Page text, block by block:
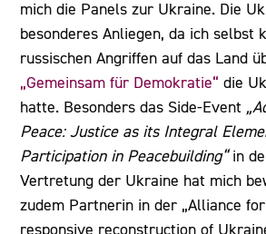
mich die Panels zur Ukraine. Die
besonderes Anliegen, da ich selbst
russischen Angriffen auf das Land
„Gemeinsam für Demokratie“die
hatte. Besonders das Side-Event
Peace: Justice as its Integral
Participation in Peacebuilding“in
Vertretung der Ukraine hat mich
zudem Partnerin in der „Alliance
responsive reconstruction of